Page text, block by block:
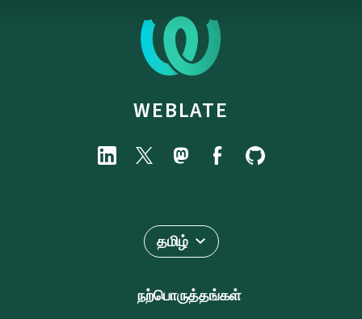
WEBLATE
தமிழ்
நற்பொருத்தங்கள்